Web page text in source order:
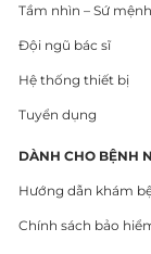
Tầm nhìn – Sứ mệnh
Đội ngũ bác sĩ
Hệ thống thiết bị
Tuyển dụng
DÀNH CHO BỆNH
Hướng dẫn khám
Chính sách bảo